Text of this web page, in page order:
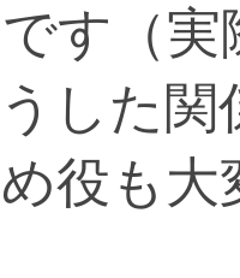
す（
した関
役も